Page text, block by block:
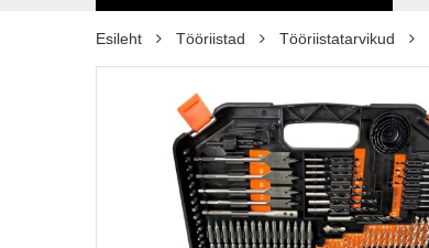
Esileht Tööriistad Tööriistatarvikud